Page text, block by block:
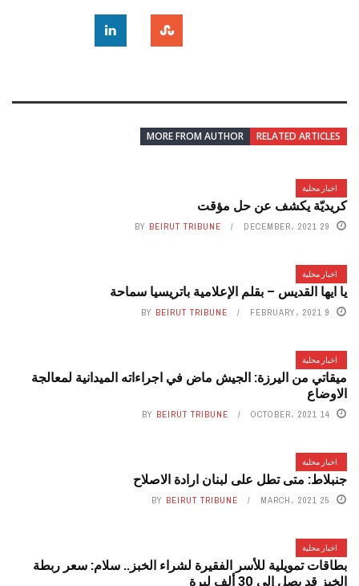
RELATED ARTICLES
MORE FROM AUTHOR
اخبار محلية
كريديّة يكشف عن حل مؤقت
29 DECEMBER، 2021 BY BEIRUT TRIBUNE
اخبار محلية
يا ايها القديس – بقلم الإعلامية باتريسيا سماحة
9 FEBRUARY، 2021 BY BEIRUT TRIBUNE
اخبار محلية
ميقاتي من اليرزة: الجيش ماض في اجراءاته الميدانية لمعالجة
الاوضاع
14 OCTOBER، 2021 BY BEIRUT TRIBUNE
اخبار محلية
جنبلاط: متى تطل على لبنان ارادة الاصلاح
25 MARCH، 2021 BY BEIRUT TRIBUNE
اخبار محلية
بطاقات تمويلية للأسر الفقيرة لشراء الخبز.. سلام: سعر ربطة
الخبز قد يصل إلى 30 ألف ليرة